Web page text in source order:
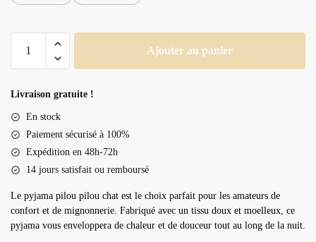
pilou
chat
Ajouter au panier
Livraison gratuite !
En stock
Paiement sécurisé à 100%
Expédition en 48h-72h
14 jours satisfait ou remboursé
Le pyjama pilou pilou chat est le choix parfait pour les amateurs de
confort et de mignonnerie. Fabriqué avec un tissu doux et moelleux, ce
pyjama vous enveloppera de chaleur et de douceur tout au long de la nuit.